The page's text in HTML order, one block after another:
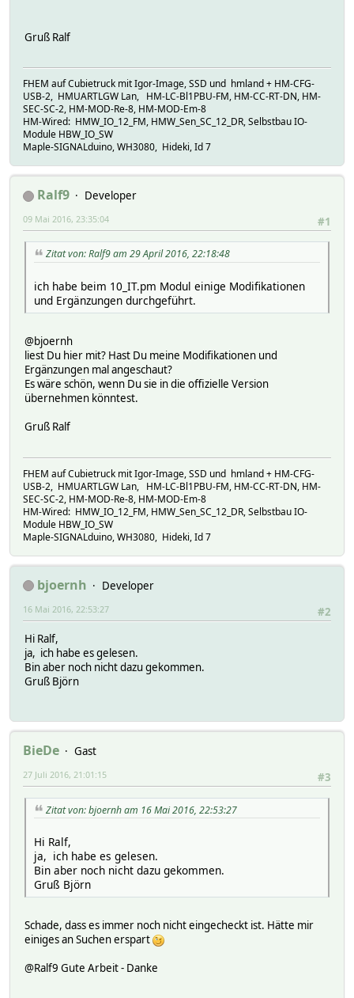
Gruß Ralf
FHEM auf Cubietruck mit Igor-Image, SSD und hmland + HM-CFG-
USB-2, HMUARTLGW Lan, HM-LC-Bl1PBU-FM, HM-CC-RT-DN, HM-
SEC-SC-2, HM-MOD-Re-8, HM-MOD-Em-8
HM-Wired: HMW_IO_12_FM, HMW_Sen_SC_12_DR, Selbstbau IO-
Module HBW_IO_SW
Maple-SIGNALduino, WH3080, Hideki, Id 7
Ralf9
Developer
#1
09 Mai 2016, 23:35:04
Zitat von: Ralf9 am 29 April 2016, 22:18:48
ich habe beim 10_IT.pm Modul einige Modifikationen
und Ergänzungen durchgeführt.
@bjoernh
liest Du hier mit? Hast Du meine Modifikationen und
Ergänzungen mal angeschaut?
Es wäre schön, wenn Du sie in die offizielle Version
übernehmen könntest.
Gruß Ralf
FHEM auf Cubietruck mit Igor-Image, SSD und hmland + HM-CFG-
USB-2, HMUARTLGW Lan, HM-LC-Bl1PBU-FM, HM-CC-RT-DN, HM-
SEC-SC-2, HM-MOD-Re-8, HM-MOD-Em-8
HM-Wired: HMW_IO_12_FM, HMW_Sen_SC_12_DR, Selbstbau IO-
Module HBW_IO_SW
Maple-SIGNALduino, WH3080, Hideki, Id 7
bjoernh
Developer
#2
16 Mai 2016, 22:53:27
Hi Ralf,
ja, ich habe es gelesen.
Bin aber noch nicht dazu gekommen.
Gruß Björn
BieDe
Gast
#3
27 Juli 2016, 21:01:15
Zitat von: bjoernh am 16 Mai 2016, 22:53:27
Hi Ralf,
ja, ich habe es gelesen.
Bin aber noch nicht dazu gekommen.
Gruß Björn
Schade, dass es immer noch nicht eingecheckt ist. Hätte mir
einiges an Suchen erspart
@Ralf9 Gute Arbeit - Danke